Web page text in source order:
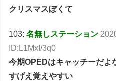
クリスマスぽくて
103:名無しステーション
ID:L1MxI/3q0
今期OPEDはキャッチーだよ
すげえ覚えやすい